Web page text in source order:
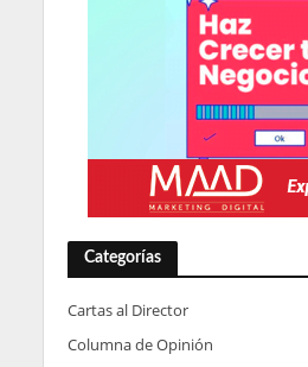
Categorías
Cartas al Director
Columna de Opinión